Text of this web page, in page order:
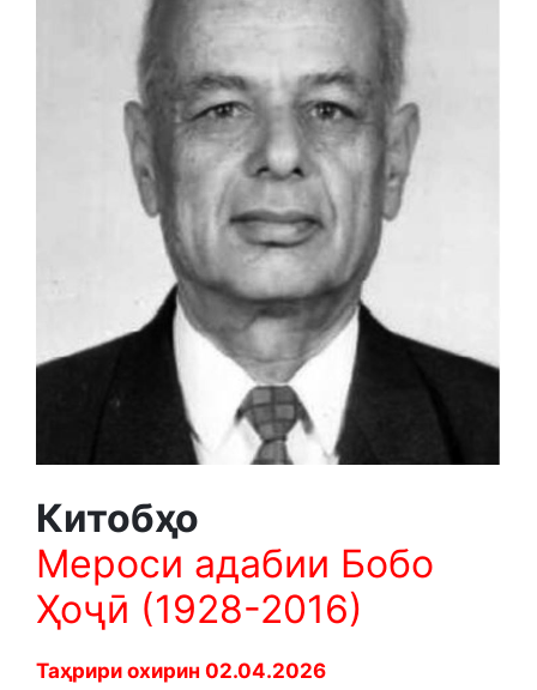
Китобҳо
Мероси адабии Бобо
Ҳоҷӣ (1928-2016)
Таҳрири охирин 02.04.2026